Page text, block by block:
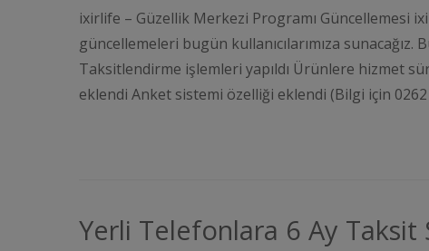
ixirlife – Güzellik Merkezi Programı Güncellemesi
güncellemeleri bugün kullanıcılarımıza
Taksitlendirme işlemleri yapıldı Ürünlere hizmet
eklendi Anket sistemi özelliği eklendi (Bilgi için
Yerli Telefonlara 6 Ay Taksit